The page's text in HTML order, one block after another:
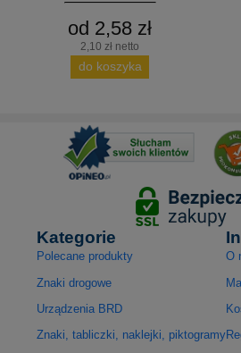
od 2,58 zł
2,10 zł netto
do koszyka
Kategorie
Polecane produkty
Znaki drogowe
Urządzenia BRD
Znaki, tabliczki, naklejki, piktogramy
O